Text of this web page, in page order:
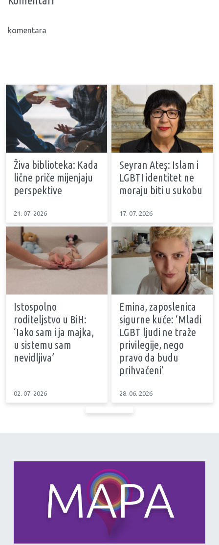
komentara
Živa biblioteka: Kada
lične priče mijenjaju
perspektive
21. 07. 2026
Seyran Ateş: Islam i
LGBTI identitet ne
moraju biti u sukobu
17. 07. 2026
Istospolno
roditeljstvo u BiH:
‘Iako sam i ja majka,
u sistemu sam
nevidljiva’
02. 07. 2026
Emina, zaposlenica
sigurne kuće: ‘Mladi
LGBT ljudi ne traže
privilegije, nego
pravo da budu
prihvaćeni’
28. 06. 2026